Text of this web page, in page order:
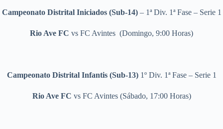
Campeonato Distrital Iniciados (Sub-14) – 1ª Div. 1ª Fase – Serie 1
Rio Ave FC vs FC Avintes (Domingo, 9:00 Horas)
Campeonato Distrital Infantis (Sub-13)1º Div. 1ª Fase – Serie 1
Rio Ave FC vs FC Avintes (Sábado, 17:00 Horas)